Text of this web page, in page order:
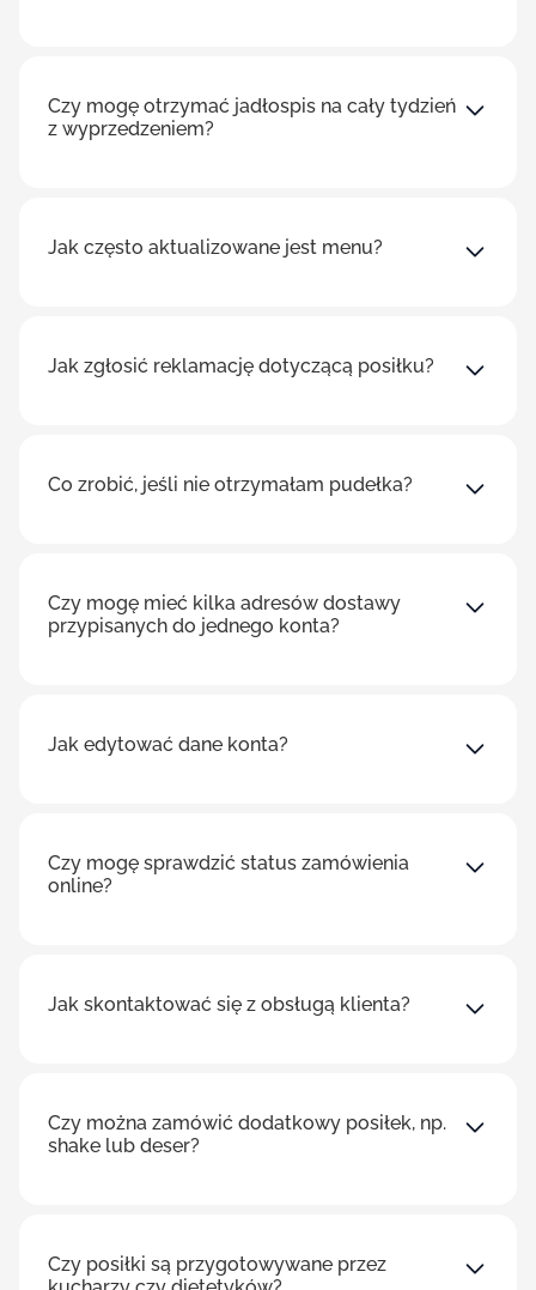
Czy mogę otrzymać jadłospis na cały tydzień
z wyprzedzeniem?
Jak często aktualizowane jest menu?
Jak zgłosić reklamację dotyczącą posiłku?
Co zrobić, jeśli nie otrzymałam pudełka?
Czy mogę mieć kilka adresów dostawy
przypisanych do jednego konta?
Jak edytować dane konta?
Czy mogę sprawdzić status zamówienia
online?
Jak skontaktować się z obsługą klienta?
Czy można zamówić dodatkowy posiłek, np.
shake lub deser?
Czy posiłki są przygotowywane przez